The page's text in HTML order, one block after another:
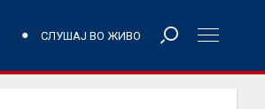
СЛУШАЈ ВО ЖИВО